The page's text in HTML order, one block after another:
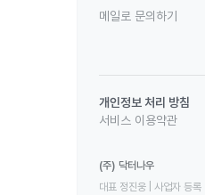
메일로 문의하기
개인정보 처리 방침
서비스 이용약관
(주) 닥터나우
대표 정진웅 | 사업자